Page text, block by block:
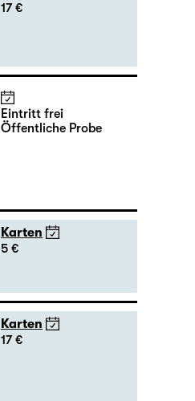
17 €
Eintritt frei
Öffentliche Probe
Karten
5 €
Karten
17 €